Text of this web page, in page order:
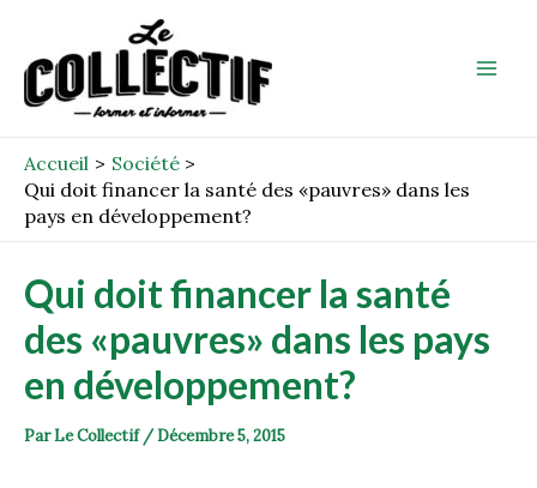
contenu
Accueil
Société
Qui doit financer la santé des «pauvres» dans les
pays en développement?
Qui doit financer la santé
des «pauvres» dans les pays
en développement?
ParLe Collectif /Décembre 5, 2015
navigation